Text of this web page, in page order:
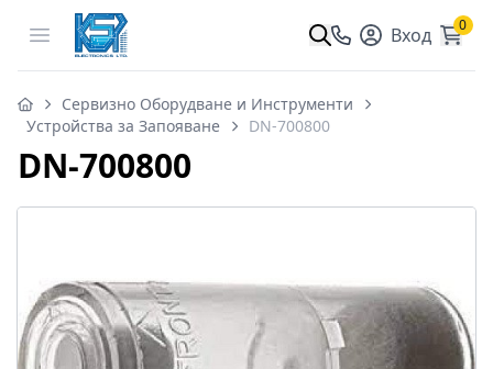
Open menu Вход 0
Сервизно Оборудване и Инструменти
Устройства за Запояване
DN-700800
DN-700800